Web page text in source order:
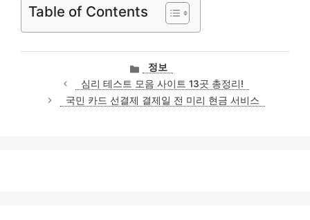
Table of Contents
카
테
고
리
정보
심리 테스트 모음 사이트 13곳 총정리!
국민 카드 선결제 결제일 전 미리 현금 서비스